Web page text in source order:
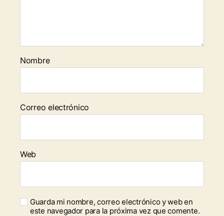
Nombre
Correo electrónico
Web
Guarda mi nombre, correo electrónico y web en
este navegador para la próxima vez que comente.